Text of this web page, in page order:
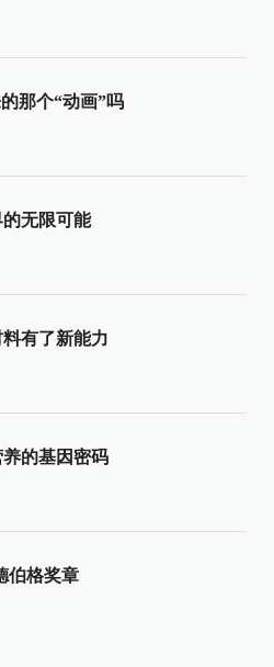
那个“动画”吗
无限可能
有了新能力
的基因密码
伯格奖章